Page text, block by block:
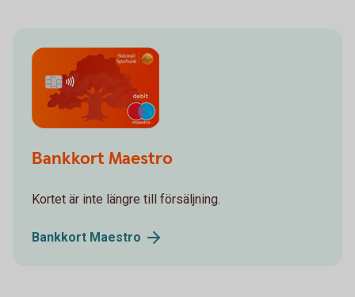
Bankkort Maestro
Kortet är inte längre till försäljning.
Bankkort Maestro